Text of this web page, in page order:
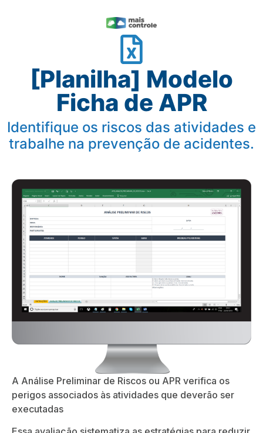
[Planilha] Modelo
Ficha de APR
Identifique os riscos das atividades e
trabalhe na prevenção de acidentes.
A Análise Preliminar de Riscos ou APR verifica os
perigos associados às atividades que deverão ser
executadas